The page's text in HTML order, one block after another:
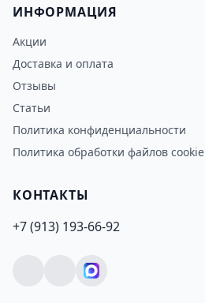
ИНФОРМАЦИЯ
Акции
Доставка и оплата
Отзывы
Статьи
Политика конфиденциальности
Политика обработки файлов cookie
КОНТАКТЫ
+7 (913) 193-66-92